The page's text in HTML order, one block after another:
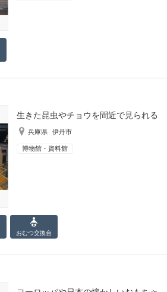
生きた昆虫やチョウを間近で見られる
兵庫県 伊丹市
博物館・資料館
おむつ交換台